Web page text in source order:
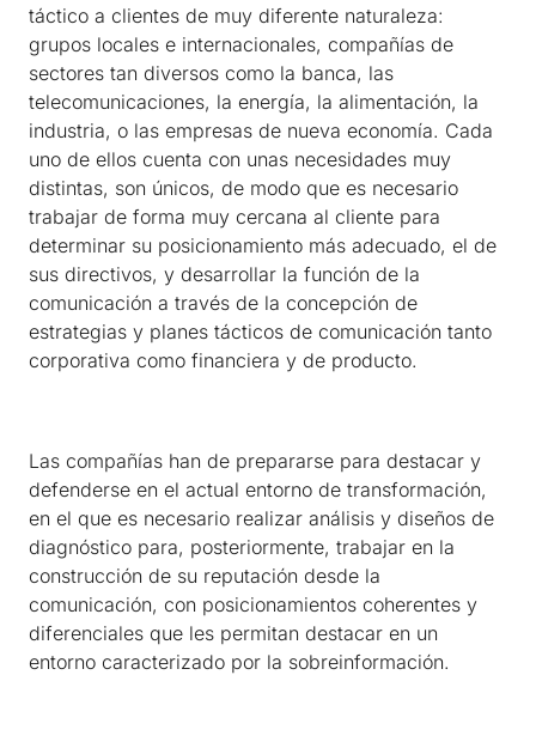
táctico a clientes de muy diferente naturaleza:
grupos locales e internacionales, compañías de
sectores tan diversos como la banca, las
telecomunicaciones, la energía, la alimentación, la
industria, o las empresas de nueva economía. Cada
uno de ellos cuenta con unas necesidades muy
distintas, son únicos, de modo que es necesario
trabajar de forma muy cercana al cliente para
determinar su posicionamiento más adecuado, el de
sus directivos, y desarrollar la función de la
comunicación a través de la concepción de
estrategias y planes tácticos de comunicación tanto
corporativa como financiera y de producto.
Las compañías han de prepararse para destacar y
defenderse en el actual entorno de transformación,
en el que es necesario realizar análisis y diseños de
diagnóstico para, posteriormente, trabajar en la
construcción de su reputación desde la
comunicación, con posicionamientos coherentes y
diferenciales que les permitan destacar en un
entorno caracterizado por la sobreinformación.